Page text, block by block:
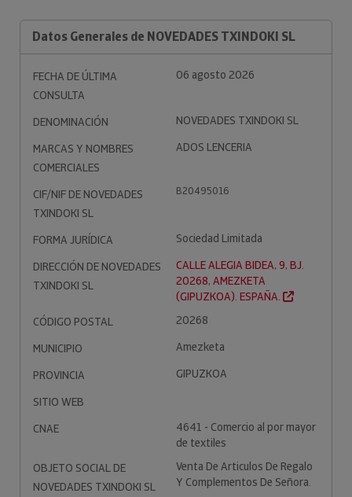
Datos Generales de NOVEDADES TXINDOKI SL
FECHA DE ÚLTIMA
CONSULTA
06 agosto 2026
DENOMINACIÓN
NOVEDADES TXINDOKI SL
MARCAS Y NOMBRES
COMERCIALES
ADOS LENCERIA
CIF/NIF DE NOVEDADES
TXINDOKI SL
B20495016
FORMA JURÍDICA
Sociedad Limitada
DIRECCIÓN DE NOVEDADES
TXINDOKI SL
CALLE ALEGIA BIDEA, 9, BJ.
20268, AMEZKETA
(GIPUZKOA). ESPAÑA.
CÓDIGO POSTAL
20268
MUNICIPIO
Amezketa
PROVINCIA
GIPUZKOA
SITIO WEB
CNAE
4641 - Comercio al por mayor
de textiles
OBJETO SOCIAL DE
NOVEDADES TXINDOKI SL
Venta De Articulos De Regalo
Y Complementos De Señora.